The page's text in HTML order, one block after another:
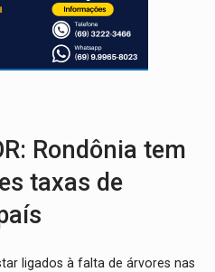
Cientistas cassados pelo AI-5 se tornam pesquisadores
é preso por abusar de fiéis sob pretexto de
Rondônia tem
taxas de
ligados à falta de árvores nas